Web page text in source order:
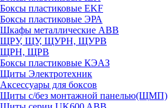
Боксы пластиковые EKF
Боксы пластиковые ЭРА
Шкафы металлические ABB
ЩРУ, ЩУ, ЩУРН, ЩУРВ
ЩРН, ЩРВ
Боксы пластиковые КЭАЗ
Щиты Электротехник
Аксессуары для боксов
Щиты с/без монтажной панелью(ЩМП)